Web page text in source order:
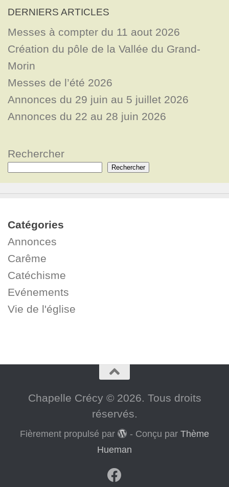
DERNIERS ARTICLES
Messes à compter du 11 aout 2026
Création du pôle de la Vallée du Grand-
Morin
Messes de l’été 2026
Annonces du 29 juin au 5 juillet 2026
Annonces du 22 au 28 juin 2026
Rechercher
Rechercher
Catégories
Annonces
Carême
Catéchisme
Evénements
Vie de l'église
Chapelle Crécy © 2026. Tous droits
réservés.
Fièrement propulsé par - Conçu par Thème
Hueman